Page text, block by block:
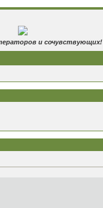
и сочувствующих!